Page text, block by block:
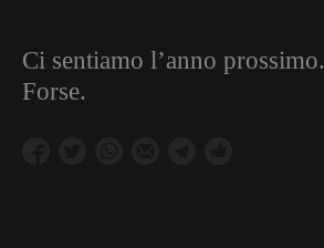
Ci sentiamo l’anno prossimo.
Forse.